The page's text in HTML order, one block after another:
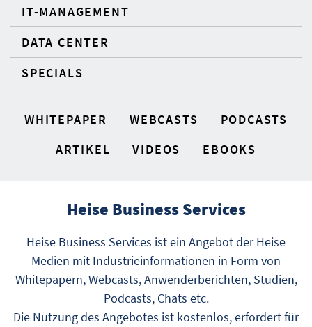
IT-MANAGEMENT
DATA CENTER
SPECIALS
WHITEPAPER WEBCASTS
PODCASTS
ARTIKEL
VIDEOS EBOOKS
Heise Business Services
Heise Business Services ist ein Angebot der Heise
Medien mit Industrieinformationen in Form von
Whitepapern, Webcasts, Anwenderberichten, Studien,
Podcasts, Chats etc.
Die Nutzung des Angebotes ist kostenlos, erfordert für